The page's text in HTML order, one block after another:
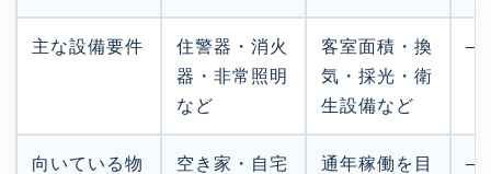
主な設備要件
住警器・消火
器・非常照明
など
客室面積・換
気・採光・衛
生設備など
—
向いている物
空き家・自宅
通年稼働を目
—